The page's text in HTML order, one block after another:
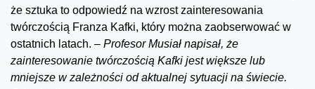
że sztuka to odpowiedź na wzrost zainteresowania
twórczością Franza Kafki, który można zaobserwować w
ostatnich latach. – Profesor Musiał napisał, że
zainteresowanie twórczością Kafki jest większe lub
mniejsze w zależności od aktualnej sytuacji na świecie.